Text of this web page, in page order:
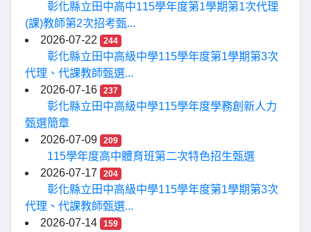
彰化縣立田中高中115學年度第1學期第1次代理
(課)教師第2次招考甄...
2026-07-22
244
彰化縣立田中高級中學115學年度第1學期第3次
代理、代課教師甄選...
2026-07-16
237
彰化縣立田中高級中學115學年度學務創新人力
甄選簡章
2026-07-09
209
115學年度高中體育班第二次特色招生甄選
2026-07-17
204
彰化縣立田中高級中學115學年度第1學期第3次
代理、代課教師甄選...
2026-07-14
159